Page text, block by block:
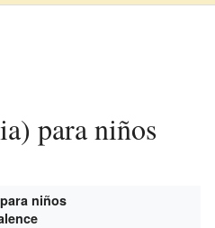
para niños
niños